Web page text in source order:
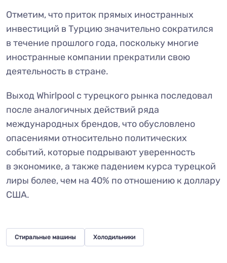
Отметим, что приток прямых иностранных
инвестиций в Турцию значительно сократился
в течение прошлого года, поскольку многие
иностранные компании прекратили свою
деятельность в стране.
Выход Whirlpool с турецкого рынка последовал
после аналогичных действий ряда
международных брендов, что обусловлено
опасениями относительно политических
событий, которые подрывают уверенность
в экономике, а также падением курса турецкой
лиры более, чем на 40% по отношению к доллару
США.
Стиральные машины Холодильники